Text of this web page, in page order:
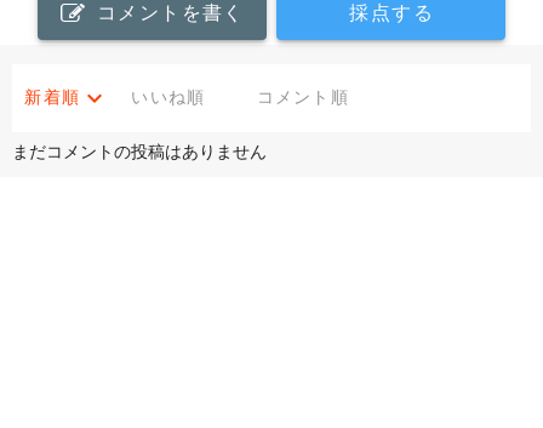
コメントを書く 採点する
新着順 いいね順 コメント順
まだコメントの投稿はありません